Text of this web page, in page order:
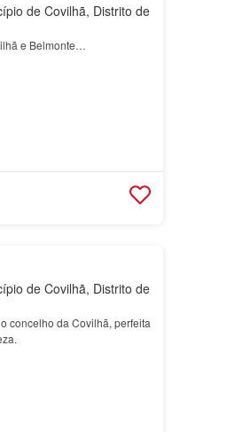
de Covilhã, Distrito de
e Belmonte…
de Covilhã, Distrito de
concelho da Covilhã, perfeita